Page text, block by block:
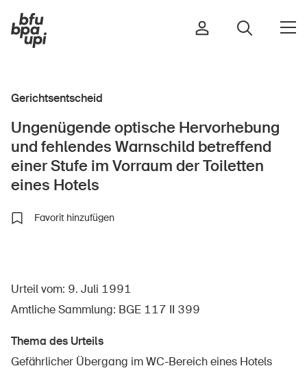
Sport & Bewegung
Gebäude & Anlagen
Über die BFU
Gerichtsentscheid
Ungenügende optische Hervorhebung
und fehlendes Warnschild betreffend
einer Stufe im Vorraum der Toiletten
eines Hotels
Favorit hinzufügen
Urteil vom: 9. Juli 1991
Amtliche Sammlung: BGE 117 II 399
Thema des Urteils
Gefährlicher Übergang im WC-Bereich eines Hotels